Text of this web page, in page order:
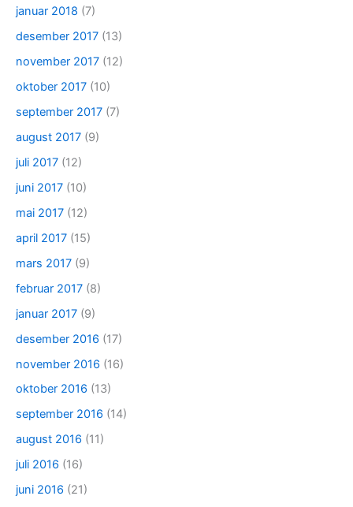
januar 2018 (7)
desember 2017 (13)
november 2017 (12)
oktober 2017 (10)
september 2017 (7)
august 2017 (9)
juli 2017 (12)
juni 2017 (10)
mai 2017 (12)
april 2017 (15)
mars 2017 (9)
februar 2017 (8)
januar 2017 (9)
desember 2016 (17)
november 2016 (16)
oktober 2016 (13)
september 2016 (14)
august 2016 (11)
juli 2016 (16)
juni 2016 (21)